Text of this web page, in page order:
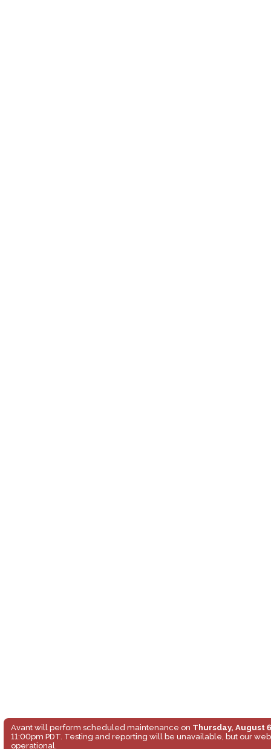
Avant will perform scheduled maintenance on Thursday, August
11:00pm PDT. Testing and reporting will be unavailable, but our
operational.